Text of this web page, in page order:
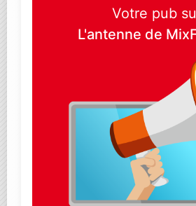
Votre pub
L'antenne de